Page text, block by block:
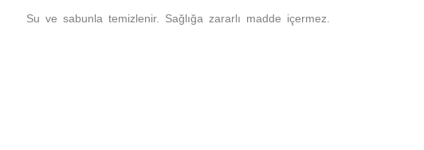
Su ve sabunla temizlenir. Sağlığa zararlı madde içermez.